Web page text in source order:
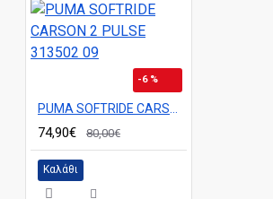
-6 %
PUMA SOFTRIDE CARSON 2 PULSE 313502 09
74,90€ 80,00€
Καλάθι